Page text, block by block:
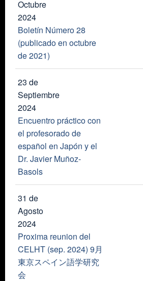
Octubre
2024
Boletín Número 28
(publicado en octubre
de 2021)
23 de
Septiembre
2024
Encuentro práctico con
el profesorado de
español en Japón y el
Dr. Javier Muñoz-
Basols
31 de
Agosto
2024
Proxima reunion del
CELHT (sep. 2024) 9月
東京スペイン語学研究
会